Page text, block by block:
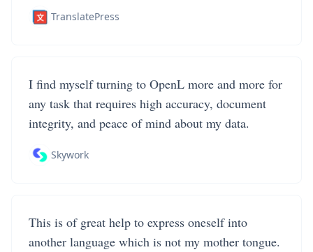
TranslatePress
I find myself turning to OpenL more and more for
any task that requires high accuracy, document
integrity, and peace of mind about my data.
Skywork
This is of great help to express oneself into
another language which is not my mother tongue.